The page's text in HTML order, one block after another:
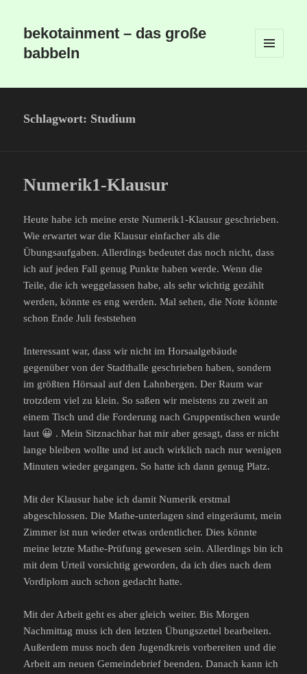
bekotainment – das große
babbeln
Schlagwort: Studium
Numerik1-Klausur
Heute habe ich meine erste Numerik1-Klausur geschrieben.
Wie erwartet war die Klausur einfacher als die
Übungsaufgaben. Allerdings bedeutet das noch nicht, dass
ich auf jeden Fall genug Punkte haben werde. Wenn die
Teile, die ich weggelassen habe, als sehr wichtig gezählt
werden, könnte es eng werden. Mal sehen, die Note könnte
schon Ende Juli feststehen
Interessant war, dass wir nicht im Horsaalgebäude
gegenüber von der Stadthalle geschrieben haben, sondern
im größten Hörsaal auf den Lahnbergen. Der Raum war
trotzdem viel zu klein. So saßen wir meistens zu zweit an
einem Tisch und die Forderung nach Gruppentischen wurde
laut 😀 . Mein Sitznachbar hat mir aber gesagt, dass er nicht
lange bleiben wollte und ist auch wirklich nach nur wenigen
Minuten wieder gegangen. So hatte ich dann genug Platz.
Mit der Klausur habe ich damit Numerik erstmal
abgeschlossen. Die Mathe-unterlagen sind eingeräumt, mein
Zimmer ist nun wieder etwas ordentlicher. Dies könnte
meine letzte Mathe-Prüfung gewesen sein. Allerdings bin ich
mit dem Urteil vorsichtig geworden, da ich dies nach dem
Vordiplom auch schon gedacht hatte.
Mit der Arbeit geht es aber gleich weiter. Bis Morgen
Nachmittag muss ich den letzten Übungszettel bearbeiten.
Außerdem muss noch den Jugendkreis vorbereiten und die
Arbeit am neuen Gemeindebrief beenden. Danach kann ich